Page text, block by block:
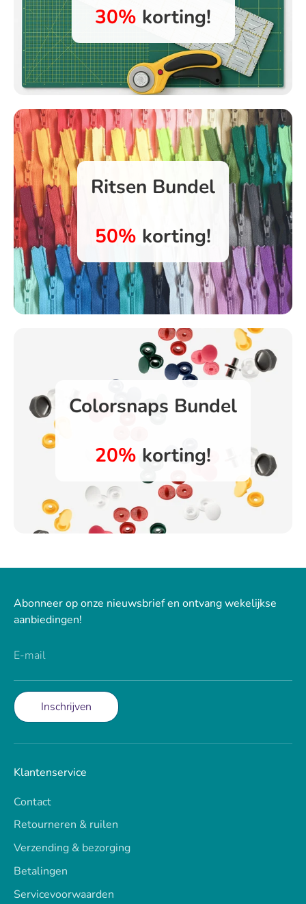
30% korting!
Ritsen Bundel
50% korting!
Colorsnaps Bundel
20% korting!
Abonneer op onze nieuwsbrief en ontvang wekelijkse
aanbiedingen!
E-mail
Inschrijven
Klantenservice
Contact
Retourneren & ruilen
Verzending & bezorging
Betalingen
Servicevoorwaarden